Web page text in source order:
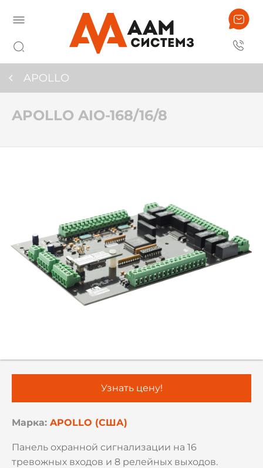
APOLLO
APOLLO AIO-168/16/8
Марка: APOLLO (США)
Панель охранной сигнализации на 16
тревожных входов и 8 релейных выходов.
Узнать цену!